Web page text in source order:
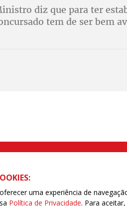
diz que para ter
tem de ser bem
CEP 03041-000 Brás, São Paulo/SP |
uma experiência de
Política de Privacidade. Para